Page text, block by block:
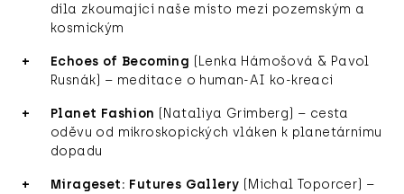
díla zkoumající naše místo mezi pozemským a
kosmickým
Echoes of Becoming (Lenka Hámošová & Pavol
Rusnák) – meditace o human-AI ko-kreaci
Planet Fashion (Nataliya Grimberg) – cesta
oděvu od mikroskopických vláken k planetárnímu
dopadu
Mirageset: Futures Gallery (Michal Toporcer) –